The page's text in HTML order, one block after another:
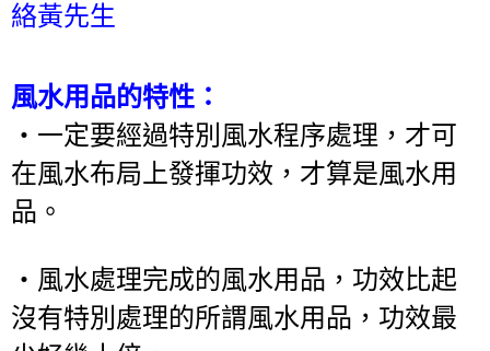
絡黃先生
風水用品的特性：
‧一定要經過特別風水程序處理，才可
在風水布局上發揮功效，才算是風水用
品。
‧風水處理完成的風水用品，功效比起
沒有特別處理的所謂風水用品，功效最